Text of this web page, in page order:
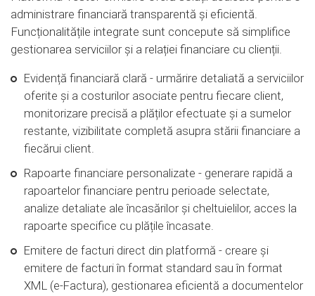
administrare financiară transparentă și eficientă.
Funcționalitățile integrate sunt concepute să simplifice
gestionarea serviciilor și a relației financiare cu clienții.
Evidență financiară clară - urmărire detaliată a serviciilor
oferite și a costurilor asociate pentru fiecare client,
monitorizare precisă a plăților efectuate și a sumelor
restante, vizibilitate completă asupra stării financiare a
fiecărui client.
Rapoarte financiare personalizate - generare rapidă a
rapoartelor financiare pentru perioade selectate,
analize detaliate ale încasărilor și cheltuielilor, acces la
rapoarte specifice cu plățile încasate.
Emitere de facturi direct din platformă - creare și
emitere de facturi în format standard sau în format
XML (e-Factura), gestionarea eficientă a documentelor